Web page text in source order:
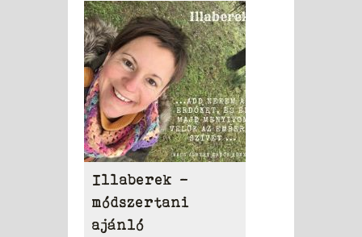
Illaberek -
módszertani
ajánló